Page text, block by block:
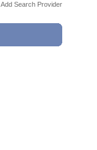
Add Search Provider